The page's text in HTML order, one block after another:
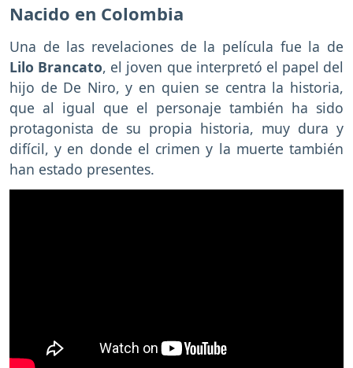
Nacido en Colombia
Una de las revelaciones de la película fue la de
Lilo Brancato, el joven que interpretó el papel del
hijo de De Niro, y en quien se centra la historia,
que al igual que el personaje también ha sido
protagonista de su propia historia, muy dura y
difícil, y en donde el crimen y la muerte también
han estado presentes.